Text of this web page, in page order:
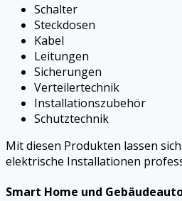
Schalter
Steckdosen
Kabel
Leitungen
Sicherungen
Verteilertechnik
Installationszubehör
Schutztechnik
Mit diesen Produkten lassen
elektrische Installationen
Smart Home und